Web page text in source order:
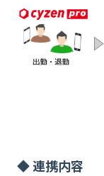
◆ 連携内容